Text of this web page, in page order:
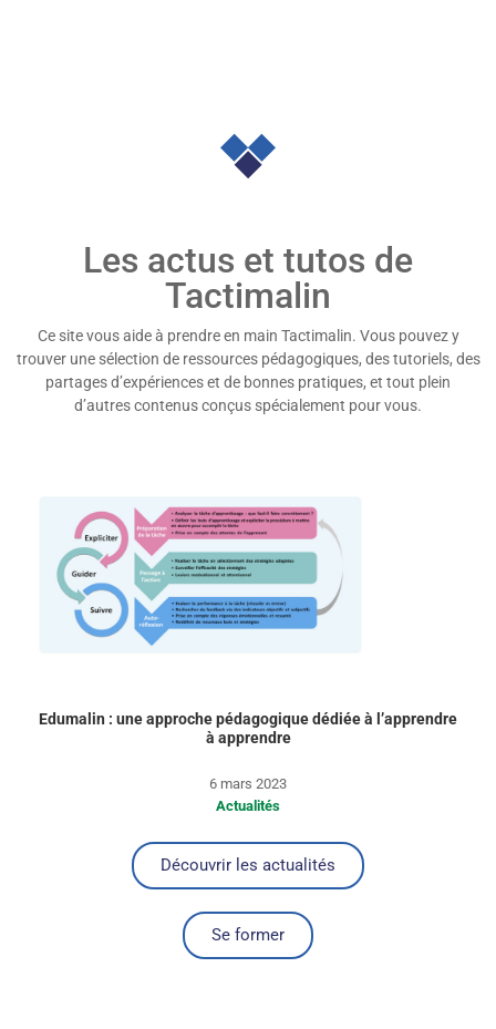
Les actus et tutos de
Tactimalin
Ce site vous aide à prendre en main Tactimalin. Vous pouvez y
trouver une sélection de ressources pédagogiques, des tutoriels, des
partages d’expériences et de bonnes pratiques, et tout plein
d’autrescontenus conçus spécialement pour vous.
Edumalin : une approche pédagogique dédiée à l’apprendre
à apprendre
6 mars 2023
Actualités
Découvrir les actualités
Se former